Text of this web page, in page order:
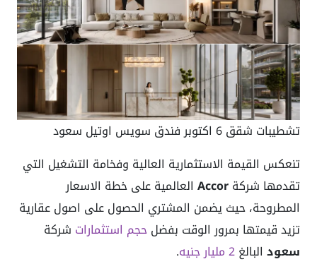
تشطيبات شقق 6 اكتوبر فندق سويس اوتيل سعود
تنعكس القيمة الاستثمارية العالية وفخامة التشغيل التي
تقدمها شركةAccor العالمية على خطة الاسعار
المطروحة، حيث يضمن المشتري الحصول على اصول عقارية
تزيد قيمتها بمرور الوقت بفضلحجم استثمارات شركة
سعود البالغ2 مليار جنيه
.